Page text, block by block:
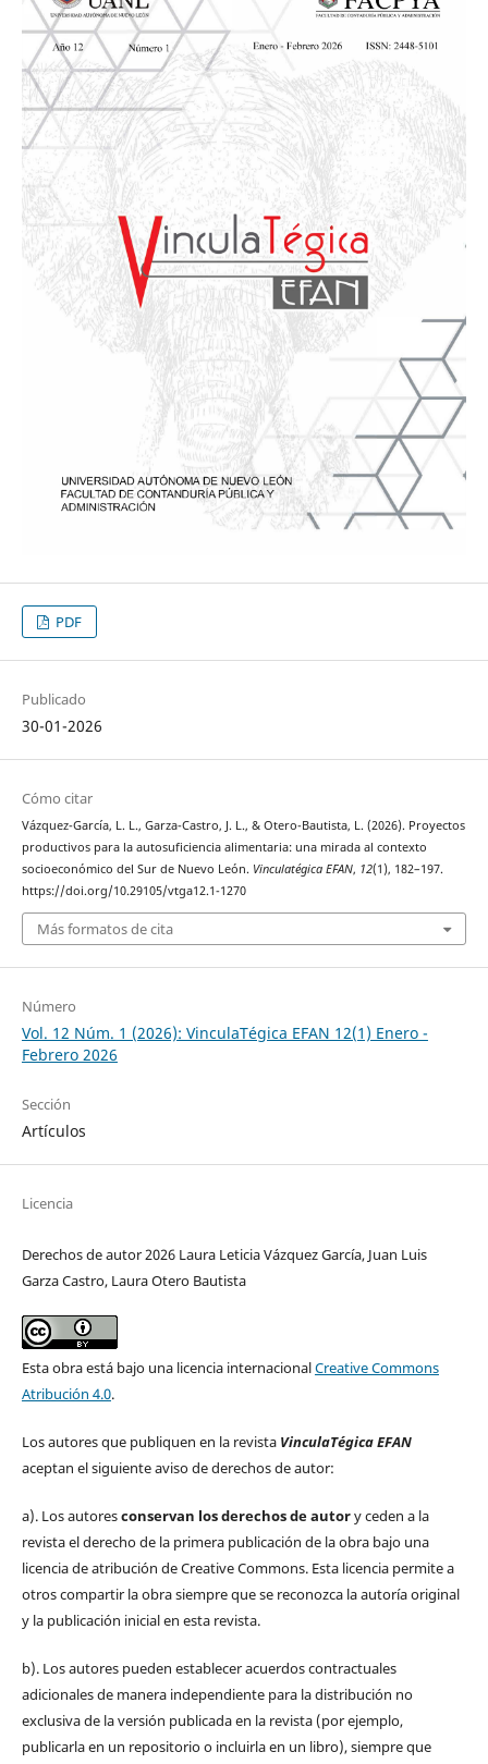
PDF
Publicado
30-01-2026
Cómo citar
Vázquez-García, L. L., Garza-Castro, J. L., & Otero-Bautista, L. (2026). Proyectos
productivos para la autosuficiencia alimentaria: una mirada al contexto
socioeconómico del Sur de Nuevo León. Vinculatégica EFAN, 12(1), 182–197.
https://doi.org/10.29105/vtga12.1-1270
Más formatos de cita
Número
Vol. 12 Núm. 1 (2026): VinculaTégica EFAN 12(1) Enero -
Febrero 2026
Sección
Artículos
Licencia
Derechos de autor 2026 Laura Leticia Vázquez García, Juan Luis
Garza Castro, Laura Otero Bautista
Esta obra está bajo una licencia internacionalCreative Commons
Atribución 4.0.
Los autores que publiquen en la revista VinculaTégica EFAN
aceptan el siguiente aviso de derechos de autor:
a). Los autoresconservan los derechos de autory ceden a la
revista el derecho de la primera publicación de la obra bajo una
licencia de atribución de Creative Commons. Esta licencia permite a
otros compartir la obra siempre que se reconozca la autoría original
y la publicación inicial en esta revista.
b). Los autores pueden establecer acuerdos contractuales
adicionales de manera independiente para la distribución no
exclusiva de la versión publicada en la revista (por ejemplo,
publicarla en un repositorio o incluirla en un libro), siempre que